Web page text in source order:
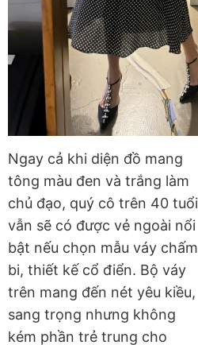
Ngay cả khi diện đồ mang
tông màu đen và trắng làm
chủ đạo, quý cô trên 40 tuổi
vẫn sẽ có được vẻ ngoài nổi
bật nếu chọn mẫu váy chấm
bi, thiết kế cổ điển. Bộ váy
trên mang đến nét yêu kiều,
sang trọng nhưng không
kém phần trẻ trung cho